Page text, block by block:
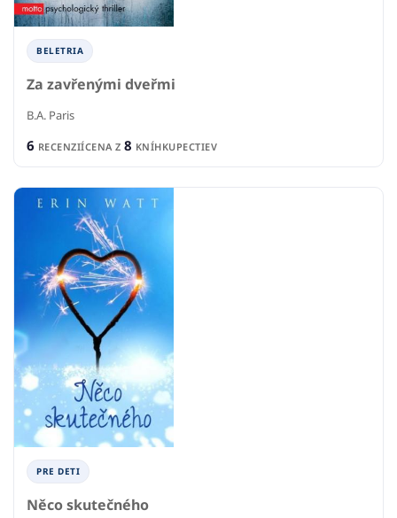
BELETRIA
Za zavřenými dveřmi
B.A. Paris
6 RECENZIÍCENA Z 8 KNÍHKUPECTIEV
PRE DETI
Něco skutečného